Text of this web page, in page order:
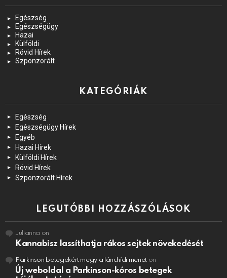
Egészség
Egészségügy
Hazai
Külföldi
Rövid Hírek
Szponzorált
KATEGÓRIÁK
Egészség
Egészségügy Hírek
Egyéb
Hazai Hírek
Külföldi Hírek
Rövid Hírek
Szponzorált Hírek
LEGUTÓBBI HOZZÁSZÓLÁSOK
Julianna on
Kannabisz lassíthatja rákos sejtek növekedését
Parkinson betegekért megy a lánchídi meneton
Új weboldal a Parkinson-kóros betegek